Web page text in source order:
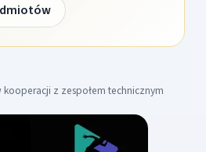
z zespołem technicznym